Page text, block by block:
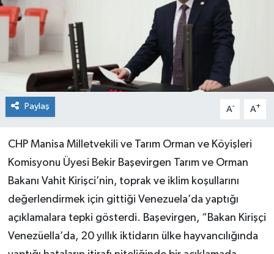
Paylaş A- A+
CHP Manisa Milletvekili ve Tarım Orman ve Köyişleri
Komisyonu Üyesi Bekir Başevirgen Tarım ve Orman
Bakanı Vahit Kirişci’nin, toprak ve iklim koşullarını
değerlendirmek için gittiği Venezuela’da yaptığı
açıklamalara tepki gösterdi. Başevirgen, “Bakan Kirişçi
Venezüella’da, 20 yıllık iktidarın ülke hayvancılığında